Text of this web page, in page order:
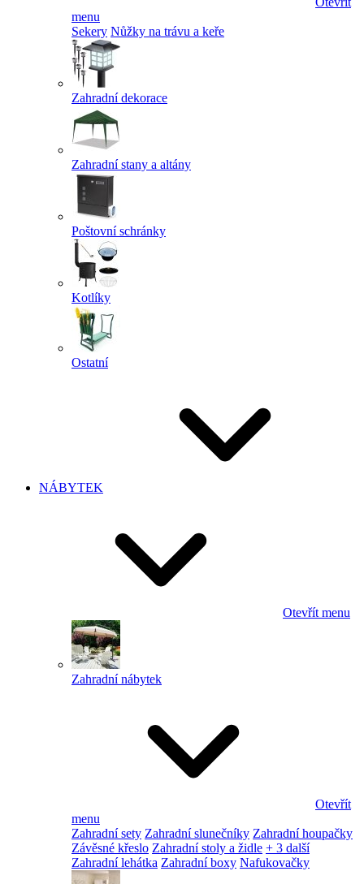
menu
Sekery Nůžky na trávu a keře
Zahradní dekorace
Zahradní stany a altány
Poštovní schránky
Kotlíky
Ostatní
NÁBYTEK
Otevřít menu
Zahradní nábytek
Otevřít
menu
Zahradní sety Zahradní slunečníky Zahradní houpačky
Závěsné křeslo Zahradní stoly a židle + 3 další
Zahradní lehátka Zahradní boxy Nafukovačky